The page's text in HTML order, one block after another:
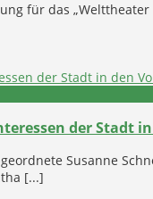
für das
der Stadt
Susanne
[...]